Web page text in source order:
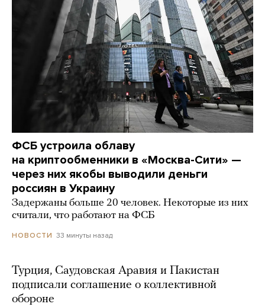
ФСБ устроила облаву
на криптообменники в «Москва-Сити» —
через них якобы выводили деньги
россиян в Украину
Задержаны больше 20 человек. Некоторые из них
считали, что работают на ФСБ
НОВОСТИ 33 минуты назад
Турция, Саудовская Аравия и Пакистан
подписали соглашение о коллективной
обороне